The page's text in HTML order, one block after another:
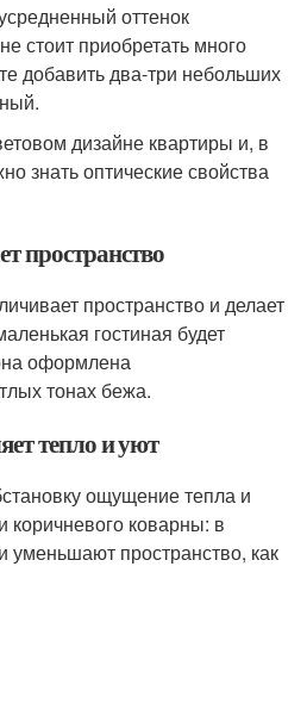
оттенок
стоит приобретать много
добавить два-три небольших
дизайне квартиры и, в
знать оптические свойства
пространство
пространство и делает
гостиная будет
оформлена
тонах бежа.
тепло и уют
ощущение тепла и
коричневого коварны: в
уменьшают пространство, как